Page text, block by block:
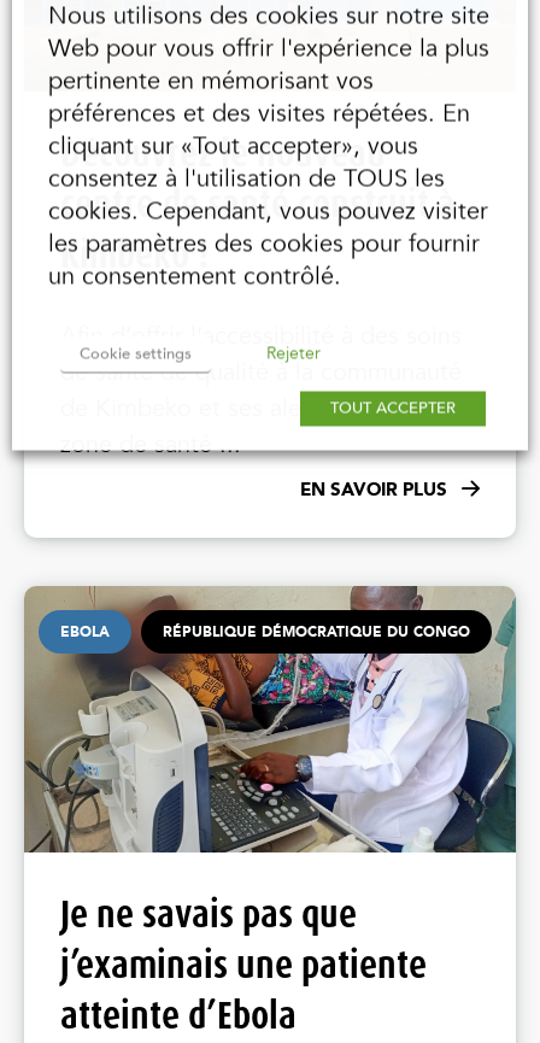
Découvrez le nouveau
centre de santé construit à
Kimbeko !
de santé de qualité à la communauté
de Kimbeko et ses alentours (dans la
zone de santé ...
EN SAVOIR PLUS
EBOLA RÉPUBLIQUE DÉMOCRATIQUE DU CONGO
Je ne savais pas que
j’examinais une patiente
atteinte d’Ebola
Nous utilisons des cookies sur notre site
Web pour vous offrir l'expérience la plus
pertinente en mémorisant vos
préférences et des visites répétées. En
cliquant sur «Tout accepter», vous
consentez à l'utilisation de TOUS les
cookies. Cependant, vous pouvez visiter
les paramètres des cookies pour fournir
un consentement contrôlé.
Cookie settings Rejeter
TOUT ACCEPTER